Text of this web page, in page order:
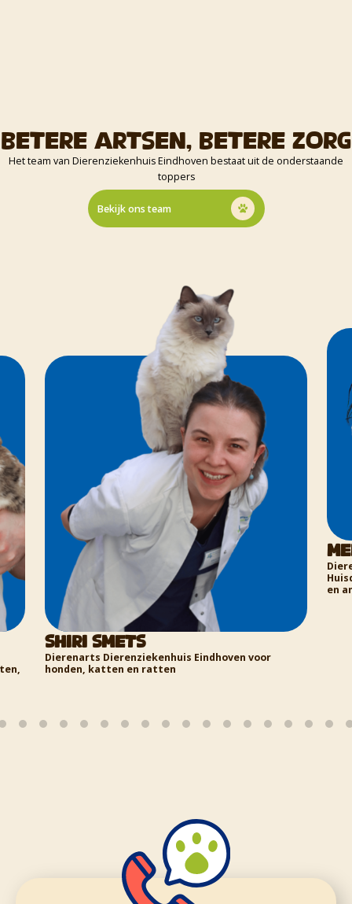
Betere artsen, betere zorg
Het team van Dierenziekenhuis Eindhoven bestaat uit de onderstaande
toppers
Bekijk ons team
Meryl Foreman
Dierenarts Dierenziekenhuis Eindhoven en
Huisdierentandarts voor honden, katten, reptielen
en amfibieën